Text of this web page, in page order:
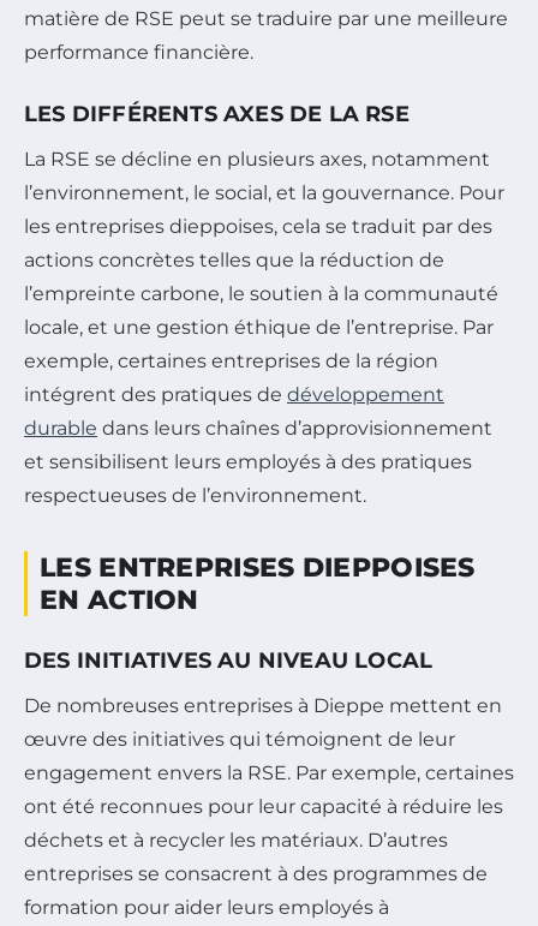
matière de RSE peut se traduire par une meilleure
performance financière.
LES DIFFÉRENTS AXES DE LA RSE
La RSE se décline en plusieurs axes, notamment
l’environnement, le social, et la gouvernance. Pour
les entreprises dieppoises, cela se traduit par des
actions concrètes telles que la réduction de
l’empreinte carbone, le soutien à la communauté
locale, et une gestion éthique de l’entreprise. Par
exemple, certaines entreprises de la région
intégrent des pratiques de développement
durable dans leurs chaînes d’approvisionnement
et sensibilisent leurs employés à des pratiques
respectueuses de l’environnement.
LES ENTREPRISES DIEPPOISES
EN ACTION
DES INITIATIVES AU NIVEAU LOCAL
De nombreuses entreprises à Dieppe mettent en
œuvre des initiatives qui témoignent de leur
engagement envers la RSE. Par exemple, certaines
ont été reconnues pour leur capacité à réduire les
déchets et à recycler les matériaux. D’autres
entreprises se consacrent à des programmes de
formation pour aider leurs employés à